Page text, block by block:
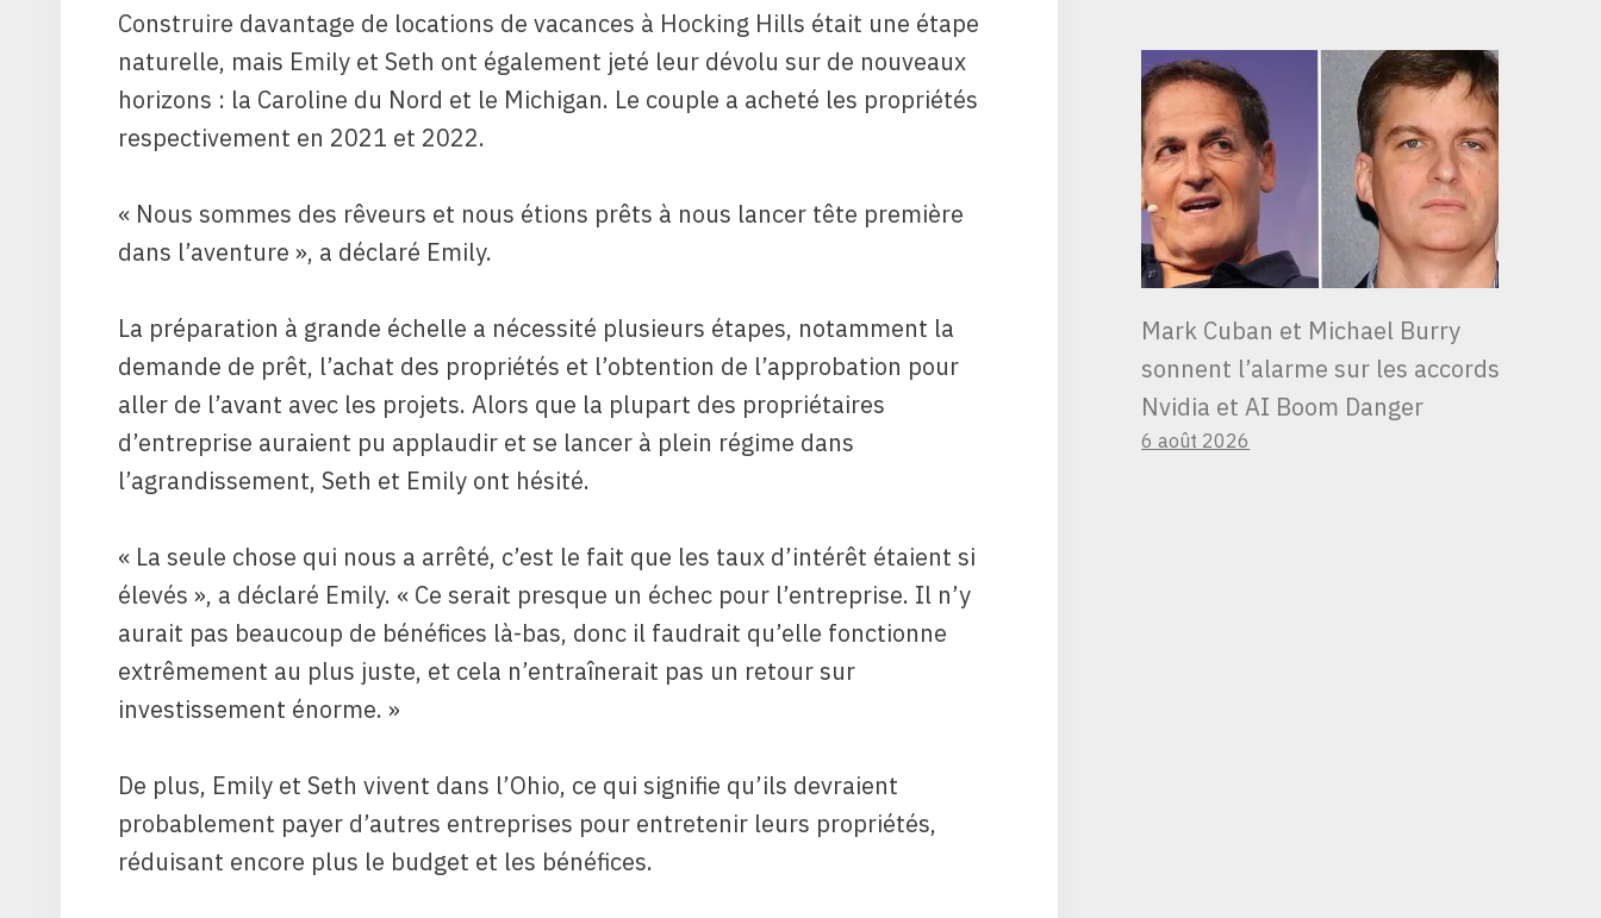
Construire davantage de locations de vacances à Hocking Hills était une étape
naturelle, mais Emily et Seth ont également jeté leur dévolu sur de nouveaux
horizons : la Caroline du Nord et le Michigan. Le couple a acheté les propriétés
respectivement en 2021 et 2022.
« Nous sommes des rêveurs et nous étions prêts à nous lancer tête première
dans l’aventure », a déclaré Emily.
La préparation à grande échelle a nécessité plusieurs étapes, notamment la
demande de prêt, l’achat des propriétés et l’obtention de l’approbation pour
aller de l’avant avec les projets. Alors que la plupart des propriétaires
d’entreprise auraient pu applaudir et se lancer à plein régime dans
l’agrandissement, Seth et Emily ont hésité.
« La seule chose qui nous a arrêté, c’est le fait que les taux d’intérêt étaient si
élevés », a déclaré Emily. « Ce serait presque un échec pour l’entreprise. Il n’y
aurait pas beaucoup de bénéfices là-bas, donc il faudrait qu’elle fonctionne
extrêmement au plus juste, et cela n’entraînerait pas un retour sur
investissement énorme. »
De plus, Emily et Seth vivent dans l’Ohio, ce qui signifie qu’ils devraient
probablement payer d’autres entreprises pour entretenir leurs propriétés,
réduisant encore plus le budget et les bénéfices.
Mark Cuban et Michael Burry
sonnent l’alarme sur les accords
Nvidia et AI Boom Danger
6 août 2026